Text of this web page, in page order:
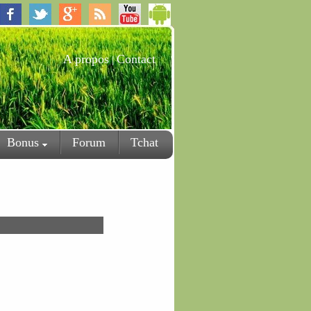
A propos|Contact
Bonus Forum Tchat